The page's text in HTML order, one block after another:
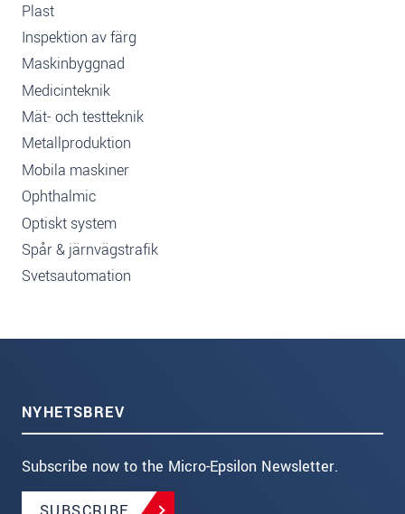
Plast
Inspektion av färg
Maskinbyggnad
Medicinteknik
Mät- och testteknik
Metallproduktion
Mobila maskiner
Ophthalmic
Optiskt system
Spår & järnvägstrafik
Svetsautomation
NYHETSBREV
Subscribe now to the Micro-Epsilon Newsletter.